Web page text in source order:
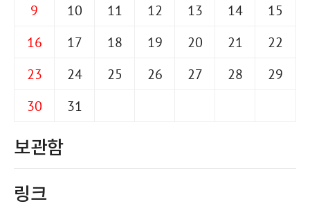
9
10 11 12 13 14
15
16
17 18 19 20 21
22
23
24 25 26 27 28
29
30
31
보관함
링크